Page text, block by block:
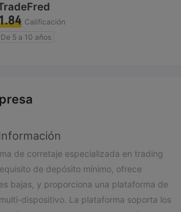
Calificación
De 5 a 10 años
de corretaje especializada en trading
de depósito mínimo, ofrece
bajas, y proporciona una plataforma de
dispositivo. La plataforma soporta los